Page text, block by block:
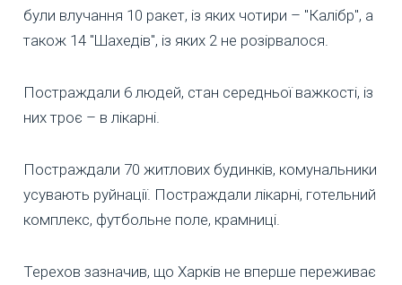
були влучання 10 ракет, із яких чотири – "Калібр", а
також 14 "Шахедів", із яких 2 не розірвалося.
Постраждали 6 людей, стан середньої важкості, із
них троє – в лікарні.
Постраждали 70 житлових будинків, комунальники
усувають руйнації. Постраждали лікарні, готельний
комплекс, футбольне поле, крамниці.
Терехов зазначив, що Харків не вперше переживає